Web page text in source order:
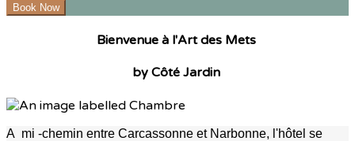
Bienvenue à l'Art des Mets
by Côté Jardin
A mi -chemin entre Carcassonne et Narbonne, l'hôtel se